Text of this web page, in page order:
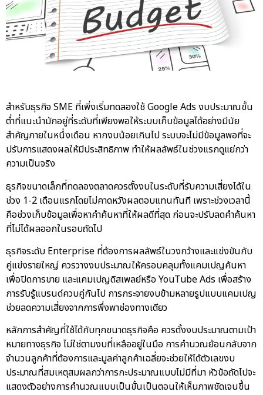
สำหรับธุรกิจ SME ที่เพิ่งเริ่มทดลองใช้ Google Ads งบประมาณขั้น
ต่ำที่แนะนำมักอยู่ที่ระดับที่เพียงพอให้ระบบเก็บข้อมูลได้อย่างมีนัย
สำคัญภายในหนึ่งเดือน หากงบน้อยเกินไป ระบบจะไม่มีข้อมูลพอที่จะ
ปรับการแสดงผลให้มีประสิทธิภาพ ทำให้ผลลัพธ์ในช่วงแรกดูแย่กว่า
ความเป็นจริง
ธุรกิจขนาดเล็กที่ทดลองตลาดควรตั้งงบในระดับที่รับความเสี่ยงได้ใน
ช่วง 1-2 เดือนแรกโดยไม่คาดหวังผลตอบแทนทันที เพราะช่วงเวลานี้
คือช่วงเก็บข้อมูลเพื่อหาคำค้นหาที่ให้ผลดีที่สุด ก่อนจะปรับลดคำค้นหา
ที่ไม่ได้ผลออกในรอบถัดไป
ธุรกิจระดับ Enterprise ที่ต้องการผลลัพธ์ในวงกว้างและแข่งขันกับ
คู่แข่งรายใหญ่ ควรวางงบประมาณให้ครอบคลุมทั้งแคมเปญค้นหา
เพื่อปิดการขาย และแคมเปญดิสเพลย์หรือ YouTube Ads เพื่อสร้าง
การรับรู้แบรนด์ควบคู่กันไป การกระจายงบข้ามหลายรูปแบบแคมเปญ
ช่วยลดความเสี่ยงจากการพึ่งพาช่องทางเดียว
หลักการสำคัญที่ใช้ได้กับทุกขนาดธุรกิจคือ ควรตั้งงบประมาณตามเป้า
หมายทางธุรกิจ ไม่ใช่ตามงบที่เหลืออยู่ในมือ การคำนวณย้อนกลับจาก
จำนวนลูกค้าที่ต้องการและมูลค่าลูกค้าเฉลี่ยจะช่วยให้ได้ตัวเลขงบ
ประมาณที่สมเหตุสมผลกว่าการกะประมาณแบบไม่มีที่มา หัวข้อถัดไปจะ
แสดงตัวอย่างการคำนวณแบบเป็นขั้นเป็นตอนให้เห็นภาพชัดเจนขึ้น